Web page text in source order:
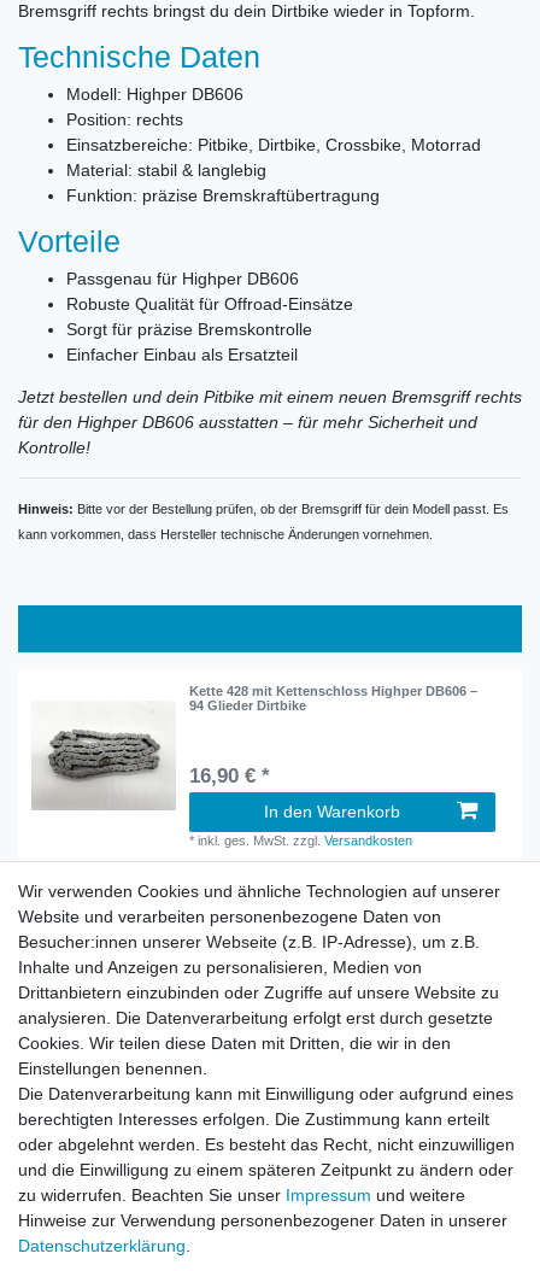
Bremsgriff rechts bringst du dein Dirtbike wieder in Topform.
Technische Daten
Modell: Highper DB606
Position: rechts
Einsatzbereiche: Pitbike, Dirtbike, Crossbike, Motorrad
Material: stabil & langlebig
Funktion: präzise Bremskraftübertragung
Vorteile
Passgenau für Highper DB606
Robuste Qualität für Offroad-Einsätze
Sorgt für präzise Bremskontrolle
Einfacher Einbau als Ersatzteil
Jetzt bestellen und dein Pitbike mit einem neuen Bremsgriff rechts
für den Highper DB606 ausstatten – für mehr Sicherheit und
Kontrolle!
Hinweis: Bitte vor der Bestellung prüfen, ob der Bremsgriff für dein Modell passt. Es
kann vorkommen, dass Hersteller technische Änderungen vornehmen.
Kette 428 mit Kettenschloss Highper DB606 –
94 Glieder Dirtbike
16,90 € *
In den Warenkorb
*inkl. ges. MwSt. zzgl.Versandkosten
Rechtliches
AGB
Widerrufsrecht
Impressum
Datenschutzerklärung
Service
Kontakt
Datenschutzerklärung
FAQ / Ratgeber
Kinderquad
Wir verwenden Cookies und ähnliche Technologien auf unserer
Website und verarbeiten personenbezogene Daten von
Besucher:innen unserer Webseite (z.B. IP-Adresse), um z.B.
Inhalte und Anzeigen zu personalisieren, Medien von
Drittanbietern einzubinden oder Zugriffe auf unsere Website zu
analysieren. Die Datenverarbeitung erfolgt erst durch gesetzte
Cookies. Wir teilen diese Daten mit Dritten, die wir in den
Einstellungen benennen.
Die Datenverarbeitung kann mit Einwilligung oder aufgrund eines
berechtigten Interesses erfolgen. Die Zustimmung kann erteilt
oder abgelehnt werden. Es besteht das Recht, nicht einzuwilligen
und die Einwilligung zu einem späteren Zeitpunkt zu ändern oder
zu widerrufen. Beachten Sie unser Impressum und weitere
Hinweise zur Verwendung personenbezogener Daten in unserer
Daten­schutz­erklärung